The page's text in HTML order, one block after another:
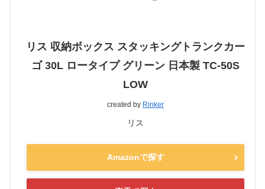
リス 収納ボックス スタッキングトランクカー
ゴ 30L ロータイプ グリーン 日本製 TC-50S
LOW
created by Rinker
リス
Amazonで探す